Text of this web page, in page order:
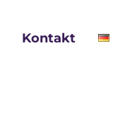
Kontakt